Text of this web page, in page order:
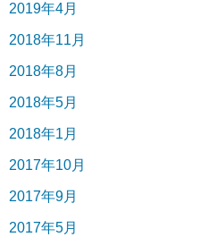
2019年4月
2018年11月
2018年8月
2018年5月
2018年1月
2017年10月
2017年9月
2017年5月